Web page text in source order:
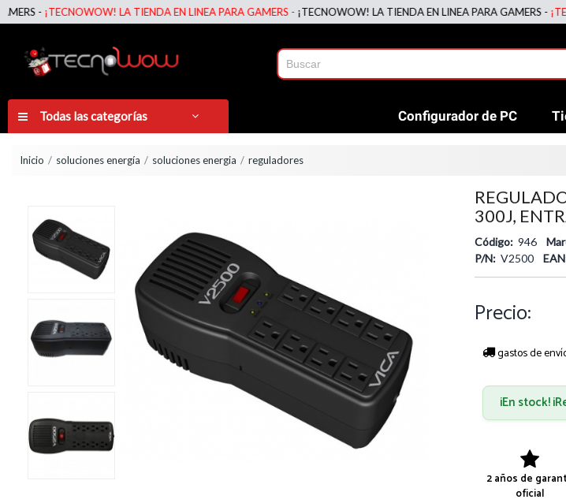
-¡TECNOWOW! LA TIENDA EN LINEA PARA GAMERS -¡TECNOWOW! LA TIENDA EN LINEA PARA GAMERS -
Todas las categorías Configurador de PC
Inicio soluciones energía soluciones energia reguladores
300J,
Código: 946
P/N: V2500
Precio:
gastos de
¡En stock!
2 años de
oficial